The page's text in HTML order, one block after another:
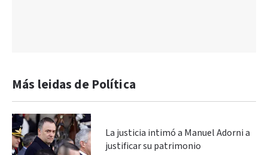
Más leidas de Política
La justicia intimó a Manuel Adorni a
justificar su patrimonio